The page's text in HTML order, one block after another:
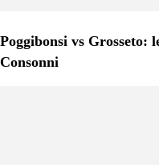
Poggibonsi vs Grosseto:
Consonni